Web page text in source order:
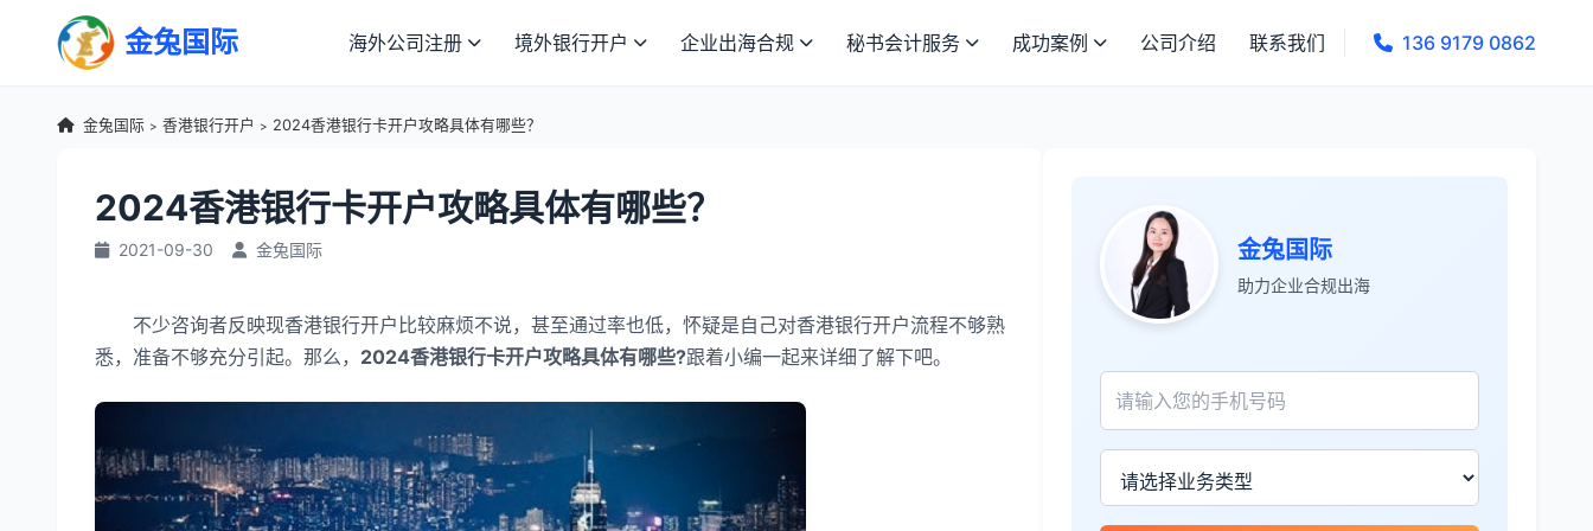
金兔国际 海外公司注册 境外银行开户 企业出海合规 秘书会计服务 成功案例 公司介绍 联系我们 136 9179 0862
金兔国际 > 香港银行开户 > 2024香港银行卡开户攻略具体有哪些？
2024香港银行卡开户攻略具体有哪些？
2021-09-30 金兔国际
不少咨询者反映现香港银行开户比较麻烦不说，甚至通过率也低，怀疑是自己对香港银行开户流程不够熟
悉，准备不够充分引起。那么， 2024香港银行卡开户攻略具体有哪些?跟着小编一起来详细了解下吧。
金兔国际
助力企业合规出海
王总
泰国公司注册比预想的复杂，多亏有专业
团队协助。